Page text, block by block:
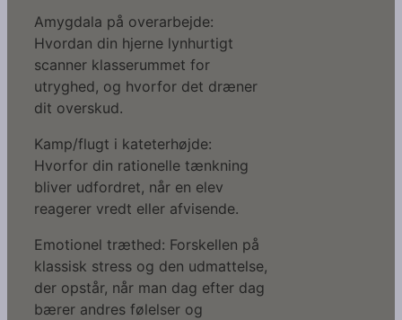
Amygdala på overarbejde:
Hvordan din hjerne lynhurtigt
scanner klasserummet for
utryghed, og hvorfor det dræner
dit overskud.
Kamp/flugt i kateterhøjde:
Hvorfor din rationelle tænkning
bliver udfordret, når en elev
reagerer vredt eller afvisende.
Emotionel træthed: Forskellen på
klassisk stress og den udmattelse,
der opstår, når man dag efter dag
bærer andres følelser og